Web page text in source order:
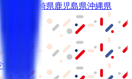
宮崎県鹿児島県沖縄県